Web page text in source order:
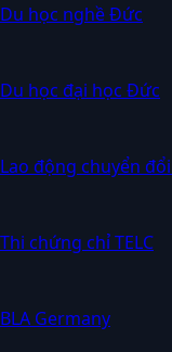
Du học nghề Đức
Du học đại học Đức
Lao động chuyển
Thi chứng chỉ TELC
BLA Germany